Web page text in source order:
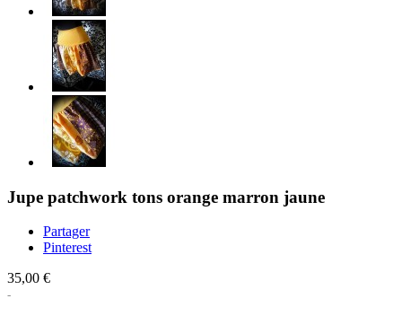
Jupe patchwork tons orange marron jaune
Partager
Pinterest
35,00 €